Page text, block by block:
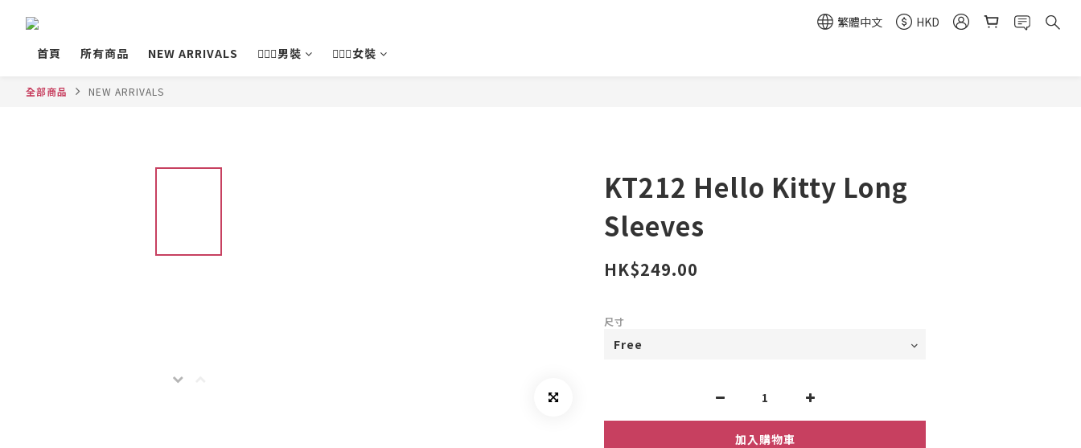
繁體中文
HKD
首頁
所有商品 NEW ARRIVALS 💁🏻‍♂️男裝 💁🏻‍♀️女裝
全部商品 NEW ARRIVALS
KT212 Hello Kitty Long
Sleeves
HK$249.00
尺寸
加入購物車